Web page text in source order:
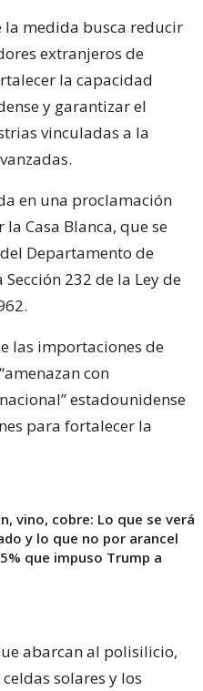
la medida busca reducir
extranjeros de
la capacidad
y garantizar el
vinculadas a la
en una proclamación
Casa Blanca, que se
Departamento de
232 de la Ley de
las importaciones de
con
estadounidense
para fortalecer la
vino, cobre: Lo que se verá
y lo que no por arancel
que impuso Trump a
abarcan al polisilicio,
solares y los